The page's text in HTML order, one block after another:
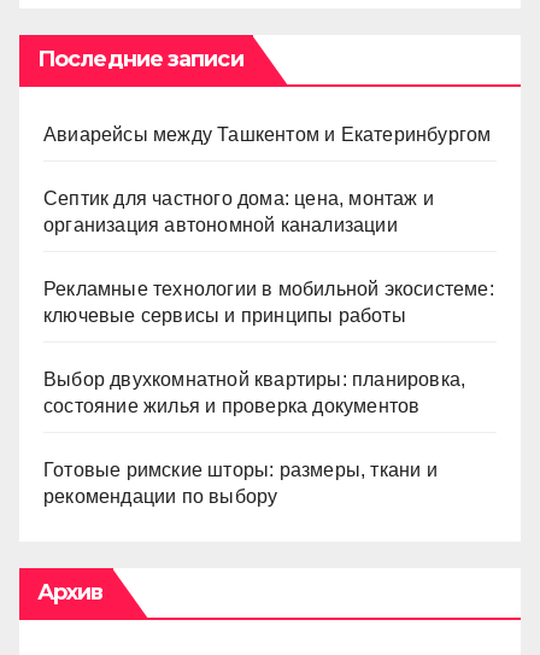
Последние записи
Авиарейсы между Ташкентом и Екатеринбургом
Септик для частного дома: цена, монтаж и
организация автономной канализации
Рекламные технологии в мобильной экосистеме:
ключевые сервисы и принципы работы
Выбор двухкомнатной квартиры: планировка,
состояние жилья и проверка документов
Готовые римские шторы: размеры, ткани и
рекомендации по выбору
Архив